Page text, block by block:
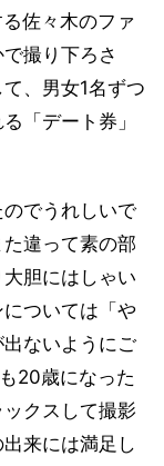
佐々木のファ
撮り下ろさ
、男女1名ずつ
「デート券」
でうれしいで
違って素の部
胆にはしゃい
ついては「や
ないようにご
20歳になった
クスして撮影
来には満足し